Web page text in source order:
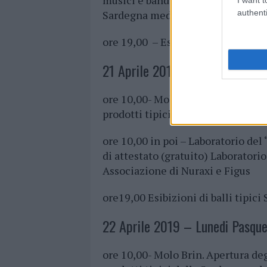
Sardegna medioevale.
ore 19,00 – Esibizione dei Boes
21 Aprile 2019 – Domenica
ore 10,00- Molo Brin. Apertura
prodotti tipici della Sardegna e
ore 10,00 in poi – Laboratorio
di attestato (gratuito)
Associazione di Nuraxi e Figus
ore19,00 Esibizioni di balli tipici
22 Aprile 2019 – Lunedi
ore 10,00- Molo Brin. Apertura